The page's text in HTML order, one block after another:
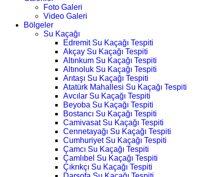
Foto Galeri
Video Galeri
Bölgeler
Su Kaçağı
Edremit Su Kaçağı Tespiti
Akçay Su Kaçağı Tespiti
Altınkum Su Kaçağı Tespiti
Altınoluk Su Kaçağı Tespiti
Arıtaşı Su Kaçağı Tespiti
Atatürk Mahallesi Su Kaçağı Tespiti
Avcılar Su Kaçağı Tespiti
Beyoba Su Kaçağı Tespiti
Bostancı Su Kaçağı Tespiti
Camivasat Su Kaçağı Tespiti
Cennetayağı Su Kaçağı Tespiti
Cumhuriyet Su Kaçağı Tespiti
Çamcı Su Kaçağı Tespiti
Çamlıbel Su Kaçağı Tespiti
Çıkrıkçı Su Kaçağı Tespiti